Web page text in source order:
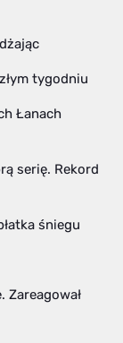
tygodniu
Łanach
serię. Rekord
śniegu
Zareagował